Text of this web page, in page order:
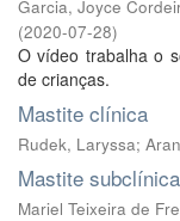
Garcia, Joyce
(2020-07-28)
O vídeo trabalha o
de crianças.
Mastite clínica
Rudek, Laryssa;
Mastite
Mariel Teixeira de